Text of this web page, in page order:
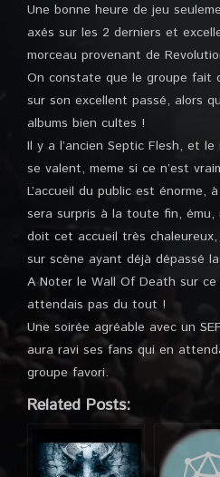
Une bonne heure de jeu
axés sur les 2 derniers et
morceau provenant de
On constate que le groupe fait
sur son excellent passé, alors
albums bien cultes !
Il y a l’ancien Septic Flesh, et le
se valent, meme si ce n’est
L’accueil du public est
sera surpris à la toute fin, ému,
doit cet accueil très
sur scène ayant déjà dépassé
A Noter le Wall Of Death sur ce
attendais pas du tout !
Une soirée agréable avec un
aura ravi ses fans qui en
groupe favori.
Related Posts: